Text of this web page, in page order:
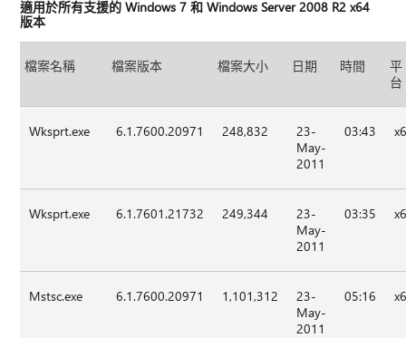
適用於所有支援的 Windows 7 和 Windows Server 2008 R2 x64
版本
檔案名稱 檔案版本 檔案大小 日期 時間
平
台
Wksprt.exe 6.1.7600.20971 248,832
23-
May-
2011
03:43
Wksprt.exe 6.1.7601.21732 249,344
23-
May-
2011
03:35
Mstsc.exe 6.1.7600.20971 1,101,312
23-
May-
2011
05:16